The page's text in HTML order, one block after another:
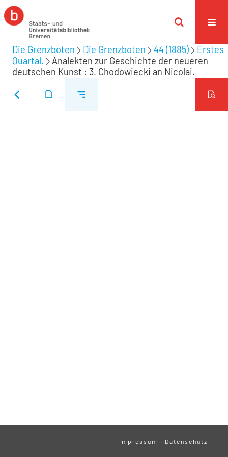
Die Grenzboten Die Grenzboten 44 (1885)
Erstes
Quartal.
Analekten zur Geschichte der neueren
deutschen Kunst : 3. Chodowiecki an Nicolai.
Impressum Datenschutz